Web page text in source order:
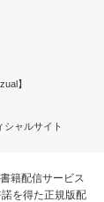
】
シャルサイト
籍配信サービス
を得た正規版配